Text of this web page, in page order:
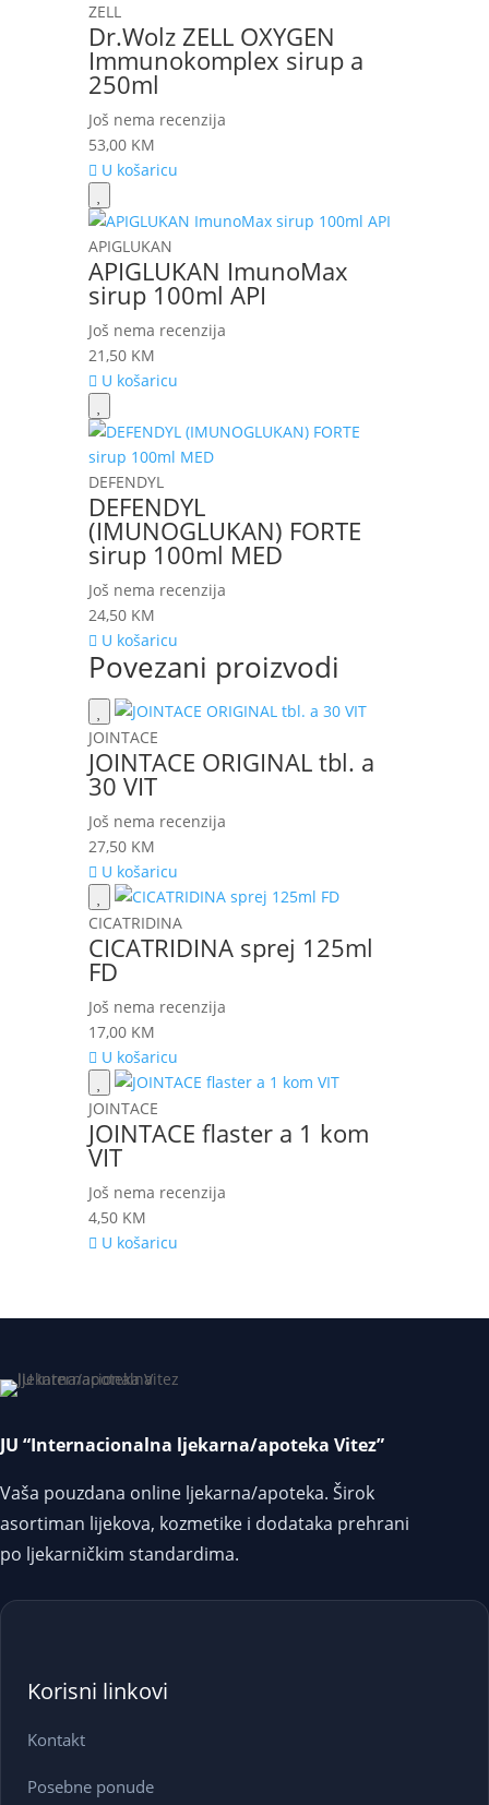
ZELL
Dr.Wolz ZELL OXYGEN
Immunokomplex sirup a
250ml
Još nema recenzija
53,00 KM
U košaricu
APIGLUKAN
APIGLUKAN ImunoMax
sirup 100ml API
Još nema recenzija
21,50 KM
U košaricu
DEFENDYL
DEFENDYL
(IMUNOGLUKAN) FORTE
sirup 100ml MED
Još nema recenzija
24,50 KM
U košaricu
Povezani proizvodi
JOINTACE
JOINTACE ORIGINAL tbl. a
30 VIT
Još nema recenzija
27,50 KM
U košaricu
CICATRIDINA
CICATRIDINA sprej 125ml
FD
Još nema recenzija
17,00 KM
U košaricu
JOINTACE
JOINTACE flaster a 1 kom
VIT
Još nema recenzija
4,50 KM
U košaricu
JU “Internacionalna ljekarna/apoteka Vitez”
Vaša pouzdana online ljekarna/apoteka. Širok
asortiman lijekova, kozmetike i dodataka prehrani
po ljekarničkim standardima.
Korisni linkovi
Kontakt
Posebne ponude